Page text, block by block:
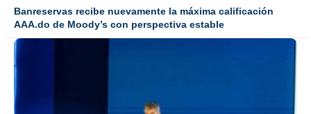
Banreservas recibe nuevamente la máxima calificación
AAA.do de Moody’s con perspectiva estable